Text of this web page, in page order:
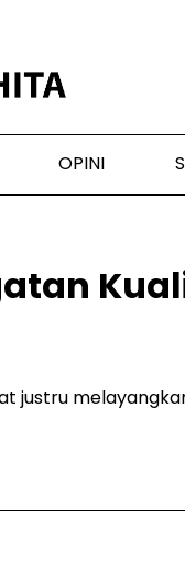
OPINI
justru